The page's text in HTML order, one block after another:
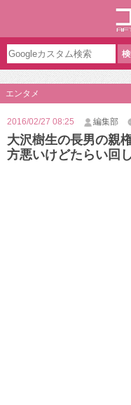
エンタメ
2016/02/27 08:25 編集部
大沢樹生の長男の親
方悪いけどたらい回し